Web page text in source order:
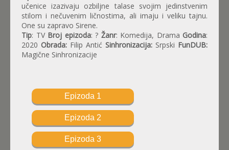
učenice izazivaju ozbiljne talase svojim jedinstvenim
stilom i nečuvenim ličnostima, ali imaju i veliku tajnu.
One su zapravo Sirene.
Tip: TV Broj epizoda: ? Žanr: Komedija, Drama Godina:
2020 Obrada: Filip Antić Sinhronizacija: Srpski FunDUB:
Magične Sinhronizacije
Epizoda 1
Epizoda 2
Epizoda 3